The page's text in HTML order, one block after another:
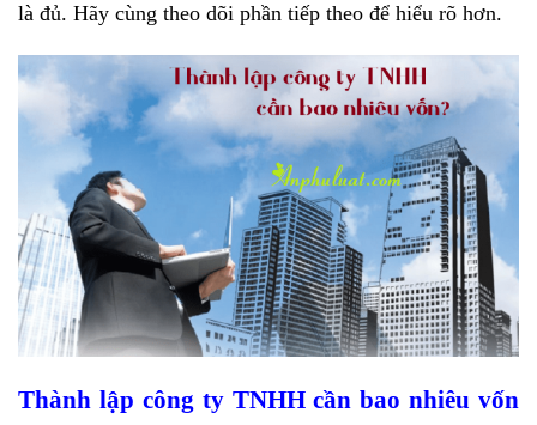
là đủ. Hãy cùng theo dõi phần tiếp theo để hiểu rõ hơn.
Thành lập công ty TNHH cần bao nhiêu vốn